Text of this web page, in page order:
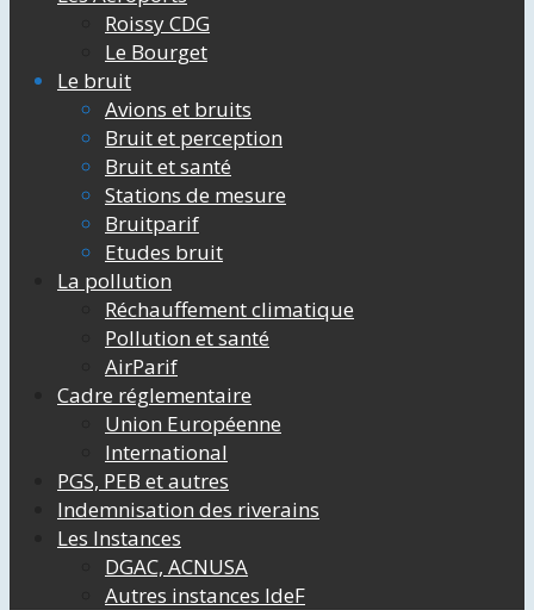
Roissy CDG
Le Bourget
Le bruit
Avions et bruits
Bruit et perception
Bruit et santé
Stations de mesure
Bruitparif
Etudes bruit
La pollution
Réchauffement climatique
Pollution et santé
AirParif
Cadre réglementaire
Union Européenne
International
PGS, PEB et autres
Indemnisation des riverains
Les Instances
DGAC, ACNUSA
Autres instances IdeF